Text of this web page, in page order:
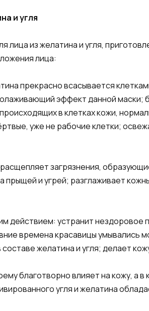
и угля
лица из желатина и угля,
лица:
прекрасно всасывается
эффект данной маски;
в клетках кожи,
уже не рабочие клетки;
загрязнения,
прыщей и угрей; разглаживает
действием: устранит нездоровое
времена красавицы умывались
желатина и угля; делает
благотворно влияет на кожу, а
угля и желатина